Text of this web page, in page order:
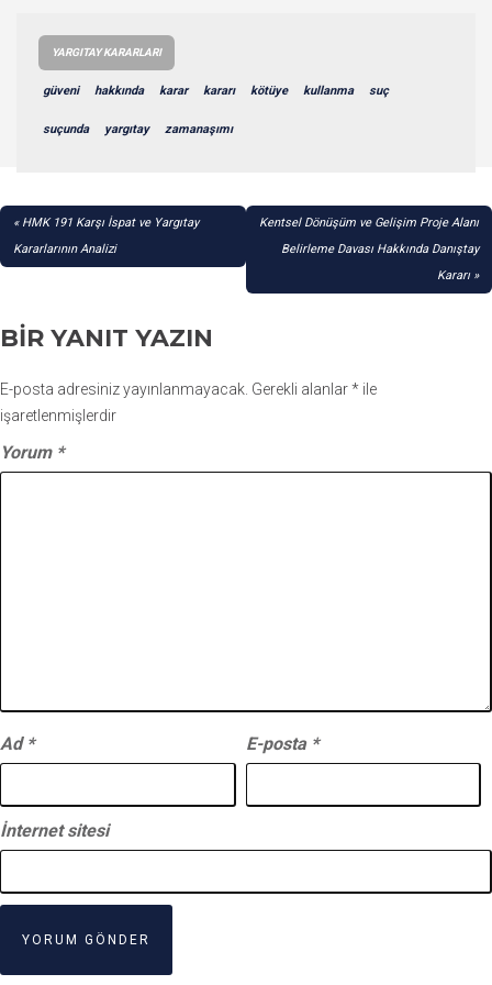
YARGITAY KARARLARI
güveni hakkında karar kararı kötüye kullanma suç
suçunda yargıtay zamanaşımı
YAZI
GEZINMESI
HMK 191 Karşı İspat ve Yargıtay
Kararlarının Analizi
Kentsel Dönüşüm ve Gelişim Proje Alanı
Belirleme Davası Hakkında Danıştay
Kararı
BIR YANIT YAZIN
E-posta adresiniz yayınlanmayacak. Gerekli alanlar* ile
işaretlenmişlerdir
Yorum *
Ad * E-posta *
İnternet sitesi